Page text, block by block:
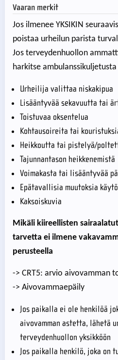
Vaaran merkit
Jos ilmenee YKSIKIN
poistaa urheilun parista
Jos terveydenhuollon
harkitse
Urheilija valittaa niskakipua
Lisääntyvää sekavuutta tai
Toistuvaa oksentelua
Kohtausoireita tai
Heikkoutta tai pistelyä/
Tajunnantason heikkenemistä
Voimakasta tai lisääntyvää
Epätavallisia muutoksia
Kaksoiskuvia
Mikäli kiireellisten
tarvetta ei ilmene
perusteella
-> CRT5: arvio aivovamman
-> Aivovammaepäily
Jos paikalla ei ole henkilöä
aivovamman astetta, lähetä
terveydenhuollon yksikköön
Jos paikalla henkilö, joka on